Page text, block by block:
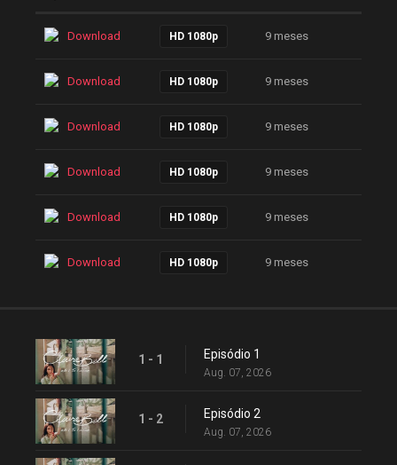
Download HD 1080p 9 meses
Download HD 1080p 9 meses
Download HD 1080p 9 meses
Download HD 1080p 9 meses
Download HD 1080p 9 meses
Download HD 1080p 9 meses
1 - 1 Episódio 1
Aug. 07, 2026
1 - 2 Episódio 2
Aug. 07, 2026